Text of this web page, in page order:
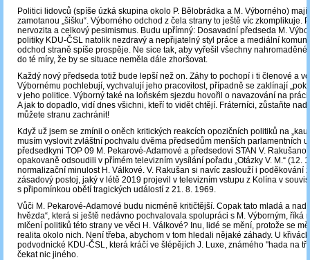
Politici lidovců (spíše úzká skupina okolo P. Bělobrádka a M. Výborného)
zamotanou „šišku“. Výborného odchod z čela strany to ještě víc zkomplikuje.
nervozita a celkový pesimismus. Budu upřímný: Dosavadní předseda M.
politiky KDU-ČSL natolik nezdravý a nepřijatelný styl práce a mediální
odchod straně spíše prospěje. Ne sice tak, aby vyřešil všechny nahromaděné
do té míry, že by se situace neměla dále zhoršovat.
Každý nový předseda totiž bude lepší než on. Záhy to pochopí i ti členové a
Výbornému pochlebují, vychvalují jeho pracovitost, případně se zaklínají
v jeho politice. Výborný také na loňském sjezdu hovořil o navazování na práci
A jak to dopadlo, vidí dnes všichni, kteří to vidět chtějí. Fráterníci, zůstaňte nad
můžete stranu zachránit!
Když už jsem se zmínil o oněch kritických reakcích opozičních politiků na
musím vyslovit zvláštní pochvalu dvěma předsedům menších parlamentních
předsedkyni TOP 09 M. Pekarové-Adamové a předsedovi STAN V.
opakovaně odsoudili v přímém televizním vysílání pořadu „Otázky V. M.“ (12.
normalizační minulost H. Válkové. V. Rakušan si navíc zaslouží i poděkování
zásadový postoj, jaký v létě 2019 projevil v televizním vstupu z Kolína v
s připomínkou obětí tragických událostí z 21. 8. 1969.
Vůči M. Pekarové-Adamové budu nicméně kritičtější. Copak tato mladá a
hvězda“, která si ještě nedávno pochvalovala spolupráci s M. Výborným, říká
mlčení politiků této strany ve věci H. Válkové? Inu, lidé se mění, protože se
realita okolo nich. Není třeba, abychom v tom hledali nějaké záhady. U
podvodnické KDU-ČSL, která kráčí ve šlépějích J. Luxe, známého "hada na
čekat nic jiného.